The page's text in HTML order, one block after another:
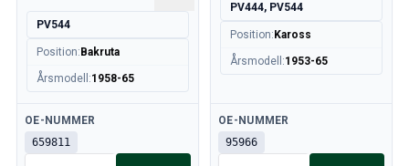
PV544
Position: Bakruta
Årsmodell :1958-65
Tilgjengelig
OE-NUMMER
659811
PV444, PV544
Position: Kaross
Årsmodell :1953-65
Tilgjengelig
OE-NUMMER
95966